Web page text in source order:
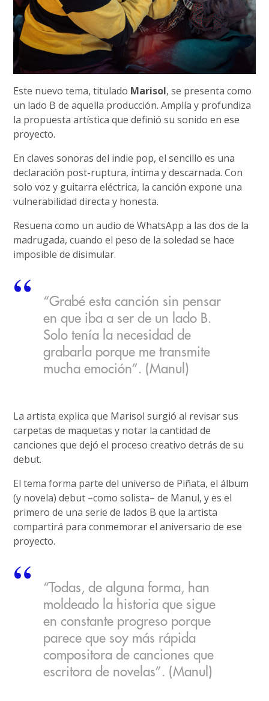
Este nuevo tema, titulado Marisol, se presenta como
un lado B de aquella producción. Amplía y profundiza
la propuesta artística que definió su sonido en ese
proyecto.
En claves sonoras del indie pop, el sencillo es una
declaración post-ruptura, íntima y descarnada. Con
solo voz y guitarra eléctrica, la canción expone una
vulnerabilidad directa y honesta.
Resuena como un audio de WhatsApp a las dos de la
madrugada, cuando el peso de la soledad se hace
imposible de disimular.
“Grabé esta canción sin pensar
en que iba a ser de un lado B.
Solo tenía la necesidad de
grabarla porque me transmite
mucha emoción”. (Manul)
La artista explica que Marisol surgió al revisar sus
carpetas de maquetas y notar la cantidad de
canciones que dejó el proceso creativo detrás de su
debut.
El tema forma parte del universo de Piñata, el álbum
(y novela) debut –como solista– de Manul, y es el
primero de una serie de lados B que la artista
compartirá para conmemorar el aniversario de ese
proyecto.
“Todas, de alguna forma, han
moldeado la historia que sigue
en constante progreso porque
parece que soy más rápida
compositora de canciones que
escritora de novelas”. (Manul)